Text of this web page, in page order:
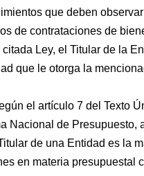
que deben
de contrataciones de
citada Ley, el Titular de la
que le otorga la
el artículo 7 del Texto
Nacional de Presupuesto,
de una Entidad es la
en materia presupuestal